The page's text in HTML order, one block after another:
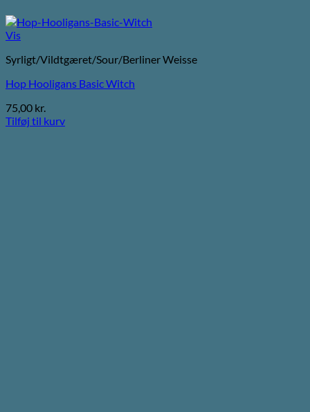
Vis
Syrligt/Vildtgæret/Sour/Berliner Weisse
Hop Hooligans Basic Witch
75,00 kr.
Tilføj til kurv